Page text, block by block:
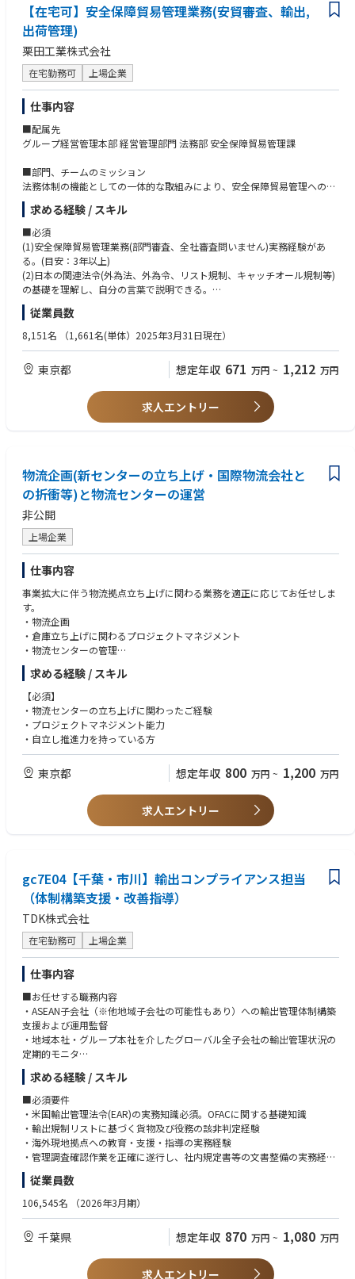
└年齢層：20代：1名 30代：5名 40代：5名 50代：3名 60代：1名
└業務役割について：部品品質調査：3名 部品構成管理：5名 AI活用：
4名 輸出管理：2名、マネージャー：1名
【働き方】
・部署の平均残業時間：約20ｈ／月
・休憩時間とは別に1日1回中断可能
・在宅勤務：あり
・フレックス勤務：業務に合わせて柔軟に利用可能
・転勤：なし
【職場の魅力】
・世界的にトップシェアをもつ電子ビームマスク描画装置の製品品質向上
に関わる分野で活躍できます。
・電子ビーム描画装置全体の技術に関わるため、全般的な製品知識を得ら
れます。
・同じ部内の開発/設計/製造担当者、品質保証部、技術管理部、輸出管理
部、サービス部等、様々な部署と連携/協力し、品質向上活動を行うの
で、広範囲での社内人脈が構築できます。
・該非判定業務は担い手が多く、技術者や製造担当者だけでなく、通関士
やフォワーダー、品質管理、法務など様々な職種の方が経験を活かしてキ
ャリア形成できるポジションです。
・グループ員にキャリア採用のメンバーが多く、馴染みやすい環境です。
技術力に支えられた安定した事業基盤のもと、グローバル物流・SCM
を“次の競争力”に進化させるフェーズにあります。
物流・SCMの専門性を、事業成長に直結させたい方にとって、大きなやり
がいと裁量を持てる環境です。
◆歓迎する人物像
全体最適の視点で物流・サプライチェーンを設計できる方
関係部署・海外拠点と粘り強く調整できるコミュニケーション力のある方
変化の激しい環境下でも課題を整理し、実行まで落とし込める方
将来的に物流・SCM領域を牽引したい志向をお持ちの方
◆使用する開発言語・ソフト・装置/機器等
ERPシステム・SCMシステム・WMSシステム・TMSシステム
【在宅可】安全保障貿易管理業務(安貿審査、輸出,
出荷管理)
栗田工業株式会社
在宅勤務可 上場企業
仕事内容
■配属先
グループ経営管理本部 経営管理部門 法務部 安全保障貿易管理課
■部門、チームのミッション
法務体制の機能としての一体的な取組みにより、安全保障貿易管理への対
応力を強化し、グループ全体でのリスクマネジメントの実効性を高める。
安貿審査申請プロセス遵守の徹底。
■部門、チーム構成
メンバーは管理職合わせて5名。
■業務内容
れるので、以下の審査を実施する。
①該非判定：貨物、技術がリスト規制に該当するか否かを判定。
②取引審査：どのような相手か（引合い先、需要者の確認）、どのような
用途に使うのか（具体的な用途の確認）等のチェックを行い、取引を進め
て良いか否かを判断する。
可証の有無の確認」等、所要の手続きが済んでいるかを確認する。
■英語使用の状況 (場面/頻度)
EAR(米国輸出管理規則)での審査業務の中で詳細を調査するにあたり、英
語での文書を読み解く必要あり。
■やりがい
外為法、EARと法律に関することが多いため、これらを紐解いて審査がで
きたときには大きなやりがいを感じられます。
■期待すること
実務ベースでの即戦力はもちろんのこと、安貿の全社への浸透のためのマ
ネジメントの実現にも努めてほしい。
■キャリアパスイメージ
安全保障貿易管理課での管理職への任用。
輸出管理部門への配属経験により、安貿関連業務のエキスパート化。
入社希望者が望むなら、上記の候補としての採用も可能。
■本ポジションの業務の一日の流れ
ほぼ毎日申請が来るので、その審査の実施がメイン。
その他、規程、管理体制の見直し、チェックリスト作成、教育の実施等。
求める経験 / スキル
■必須
(1)安全保障貿易管理業務(部門審査、全社審査問いません)実務経験があ
る。(目安：3年以上)
(2)日本の関連法令(外為法、外為令、リスト規制、キャッチオール規制等)
の基礎を理解し、自分の言葉で説明できる。
(3)米国再輸出規制(EAR)の基礎理解および対応経験がある。
(4)STC Associate(CISTEC安全保障貿易管理実務能力認定)を保有してい
る。
(5)他部署との連携・調整業務において豊富な経験を有する。
■歓迎
(1)米国再輸出規制(EAR)を熟知できている。
(2)安全保障貿易管理に関する社内規程、関連要領と制定、改廃経験があ
(1)STC Advance(CISTEC安全保障貿易管理実務能力認定)以上を保有してい
る。
(2)エンジニアリング会社等のプラント関連会社での経験がある。
■英語使用の状況 (場面/頻度)
EAR(米国輸出管理規則)での審査業務の中で詳細を調査するにあたり、英
語での文書を読み解く必要あり。
従業員数
8,151名 （1,661名(単体）2025年3月31日現在）
東京都 想定年収 671 万円 ~ 1,212 万円
求人エントリー
物流企画(新センターの立ち上げ・国際物流会社と
の折衝等)と物流センターの運営
非公開
上場企業
仕事内容
事業拡大に伴う物流拠点立ち上げに関わる業務を適正に応じてお任せしま
す。
・物流企画
・倉庫立ち上げに関わるプロジェクトマネジメント
・物流センターの管理
・建物、設備の設計提案
求める経験 / スキル
【必須】
・物流センターの立ち上げに関わったご経験
・プロジェクトマネジメント能力
・自立し推進力を持っている方
東京都 想定年収 800 万円 ~ 1,200 万円
求人エントリー
gc7E04【千葉・市川】輸出コンプライアンス担当
（体制構築支援・改善指導）
TDK株式会社
在宅勤務可 上場企業
仕事内容
■お任せする職務内容
・ASEAN子会社（※他地域子会社の可能性もあり）への輸出管理体制構築
支援および運用監督
・地域本社・グループ本社を介したグローバル全子会社の輸出管理状況の
定期的モニタ
・管轄組織別に実施するグループ会社への輸出監査補助（実施後のフォロ
ーアップ含む）
・子会社への輸出管理強化ツール導入推進および運用支援
*ご入社後は、まず当社のグローバル輸出管理組織の構成と規程に基づく
役割を理解いただいた上で、ASEAN子会社の輸出管理体制構築支援を中心
にご担当いただきます。その後、段階的にグループ会社全体の実情調査、
*仕事内容の変更範囲：会社の定める業務全般
■組織のミッション
当室はTDKの輸出管理グローバル本部として、地域本部を通じて全てのグ
ローバル子会社の輸出管理体制の構築・改善・強化を支援し、各社に適用
みづくりをミッションとしています。
求める経験 / スキル
■必須要件
・米国輸出管理法令(EAR)の実務知識必須。OFACに関する基礎知識
・輸出規制リストに基づく貨物及び役務の該非判定経験
・海外現地拠点への教育・支援・指導の実務経験
・管理調査確認作業を正確に遂行し、社内規定書等の文書整備の実務経験
・会議体の議事録や報告書、資料等の作成能力（PPT、Word、Excel）
・英語力：会議での資料発表や議事録記載が問題なく行えるレベル(目安：
TOEIC 730)，英語等を口頭による子会社への教育、メール対応、資料・議
■歓迎要件
・理系バックグラウンドで、技術内容の理解があること
・FormsやSharePointなどのツールを利用した調査および業務管理の仕組
従業員数
106,545名 （2026年3月期）
千葉県 想定年収 870 万円 ~ 1,080 万円
求人エントリー